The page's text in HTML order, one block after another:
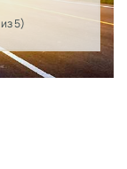
из 5)